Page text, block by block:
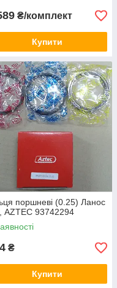
₴/комплект
Купити
поршневі (0.25) Ланос
AZTEC 93742294
₴
Купити